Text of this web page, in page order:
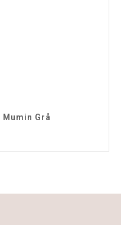
Grå